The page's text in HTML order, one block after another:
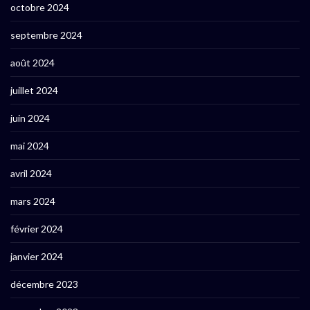
octobre 2024
septembre 2024
août 2024
juillet 2024
juin 2024
mai 2024
avril 2024
mars 2024
février 2024
janvier 2024
décembre 2023